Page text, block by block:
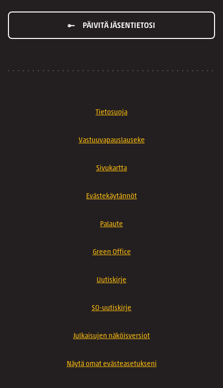
PÄIVITÄ JÄSENTIETOSI
Tietosuoja
Vastuuvapauslauseke
Sivukartta
Evästekäytännöt
Palaute
Green Office
Uutiskirje
SO-uutiskirje
Julkaisujen näköisversiot
Näytä omat evästeasetukseni